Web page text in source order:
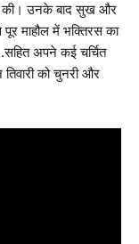
की। उनके बाद सुख और
पूर माहौल में भक्तिरस का
अपने कई चर्चित
को चुनरी और